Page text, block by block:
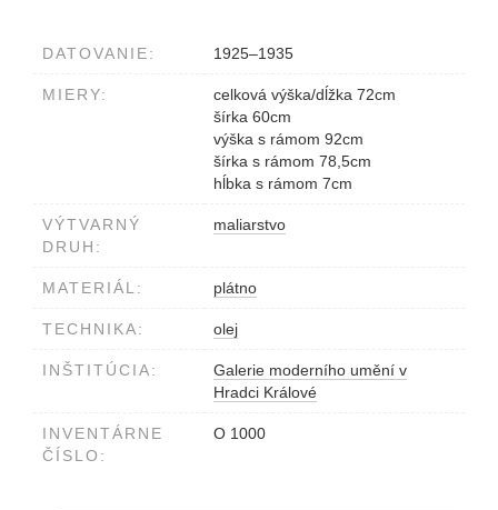
DATOVANIE: 1925–1935
MIERY:
celková výška/dĺžka 72cm
šírka 60cm
výška s rámom 92cm
šírka s rámom 78,5cm
hĺbka s rámom 7cm
VÝTVARNÝ
DRUH:
maliarstvo
MATERIÁL: plátno
TECHNIKA: olej
INŠTITÚCIA:
Galerie moderního umění v
Hradci Králové
INVENTÁRNE
ČÍSLO:
O 1000